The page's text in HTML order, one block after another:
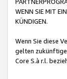
WENN SIE MIT
KÜNDIGEN.
Wenn Sie diese
gelten zukünftige
Core S.à r.l.